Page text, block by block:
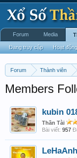
Forum Thành viên
Members
kubin
Thần Tài
Bài viết: 957
LeHaAnh
Forum Media
Đang truy cập Hoạt